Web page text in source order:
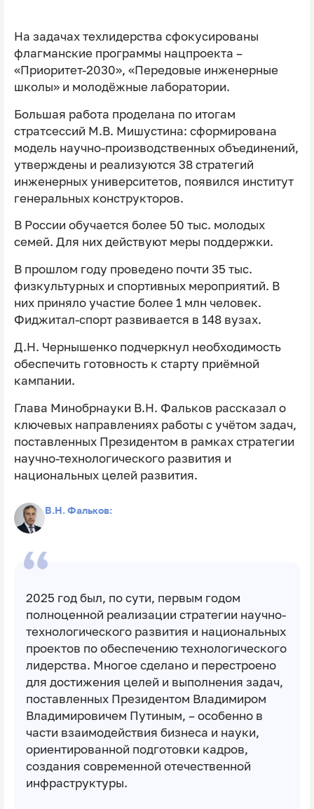
На задачах техлидерства сфокусированы
флагманские программы нацпроекта –
«Приоритет-2030», «Передовые инженерные
школы» и молодёжные лаборатории.
Большая работа проделана по итогам
стратсессий М.В. Мишустина: сформирована
модель научно-производственных объединений,
утверждены и реализуются 38 стратегий
инженерных университетов, появился институт
генеральных конструкторов.
В России обучается более 50 тыс. молодых
семей. Для них действуют меры поддержки.
В прошлом году проведено почти 35 тыс.
физкультурных и спортивных мероприятий. В
них приняло участие более 1 млн человек.
Фиджитал-спорт развивается в 148 вузах.
Д.Н. Чернышенко подчеркнул необходимость
обеспечить готовность к старту приёмной
кампании.
Глава Минобрнауки В.Н. Фальков рассказал о
ключевых направлениях работы с учётом задач,
поставленных Президентом в рамках стратегии
научно-технологического развития и
национальных целей развития.
В.Н. Фальков:
2025 год был, по сути, первым годом
полноценной реализации стратегии научно-
технологического развития и национальных
проектов по обеспечению технологического
лидерства. Многое сделано и перестроено
для достижения целей и выполнения задач,
поставленных Президентом Владимиром
Владимировичем Путиным, – особенно в
части взаимодействия бизнеса и науки,
ориентированной подготовки кадров,
создания современной отечественной
инфраструктуры.